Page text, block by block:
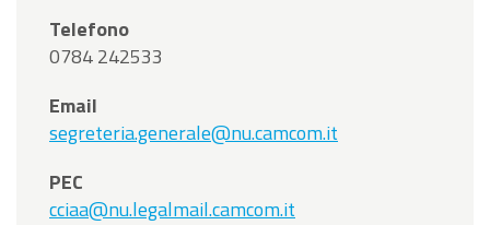
Telefono
0784 242533
Email
segreteria.generale@nu.camcom.it
PEC
cciaa@nu.legalmail.camcom.it